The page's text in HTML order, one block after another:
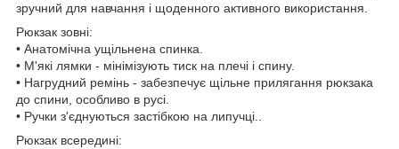
зручний для навчання і щоденного активного використання.
Рюкзак зовні:
• Анатомічна ущільнена спинка.
• М'які лямки - мінімізують тиск на плечі і спину.
• Нагрудний ремінь - забезпечує щільне прилягання рюкзака
до спини, особливо в русі.
• Ручки з'єднуються застібкою на липучці..
Рюкзак всередині: